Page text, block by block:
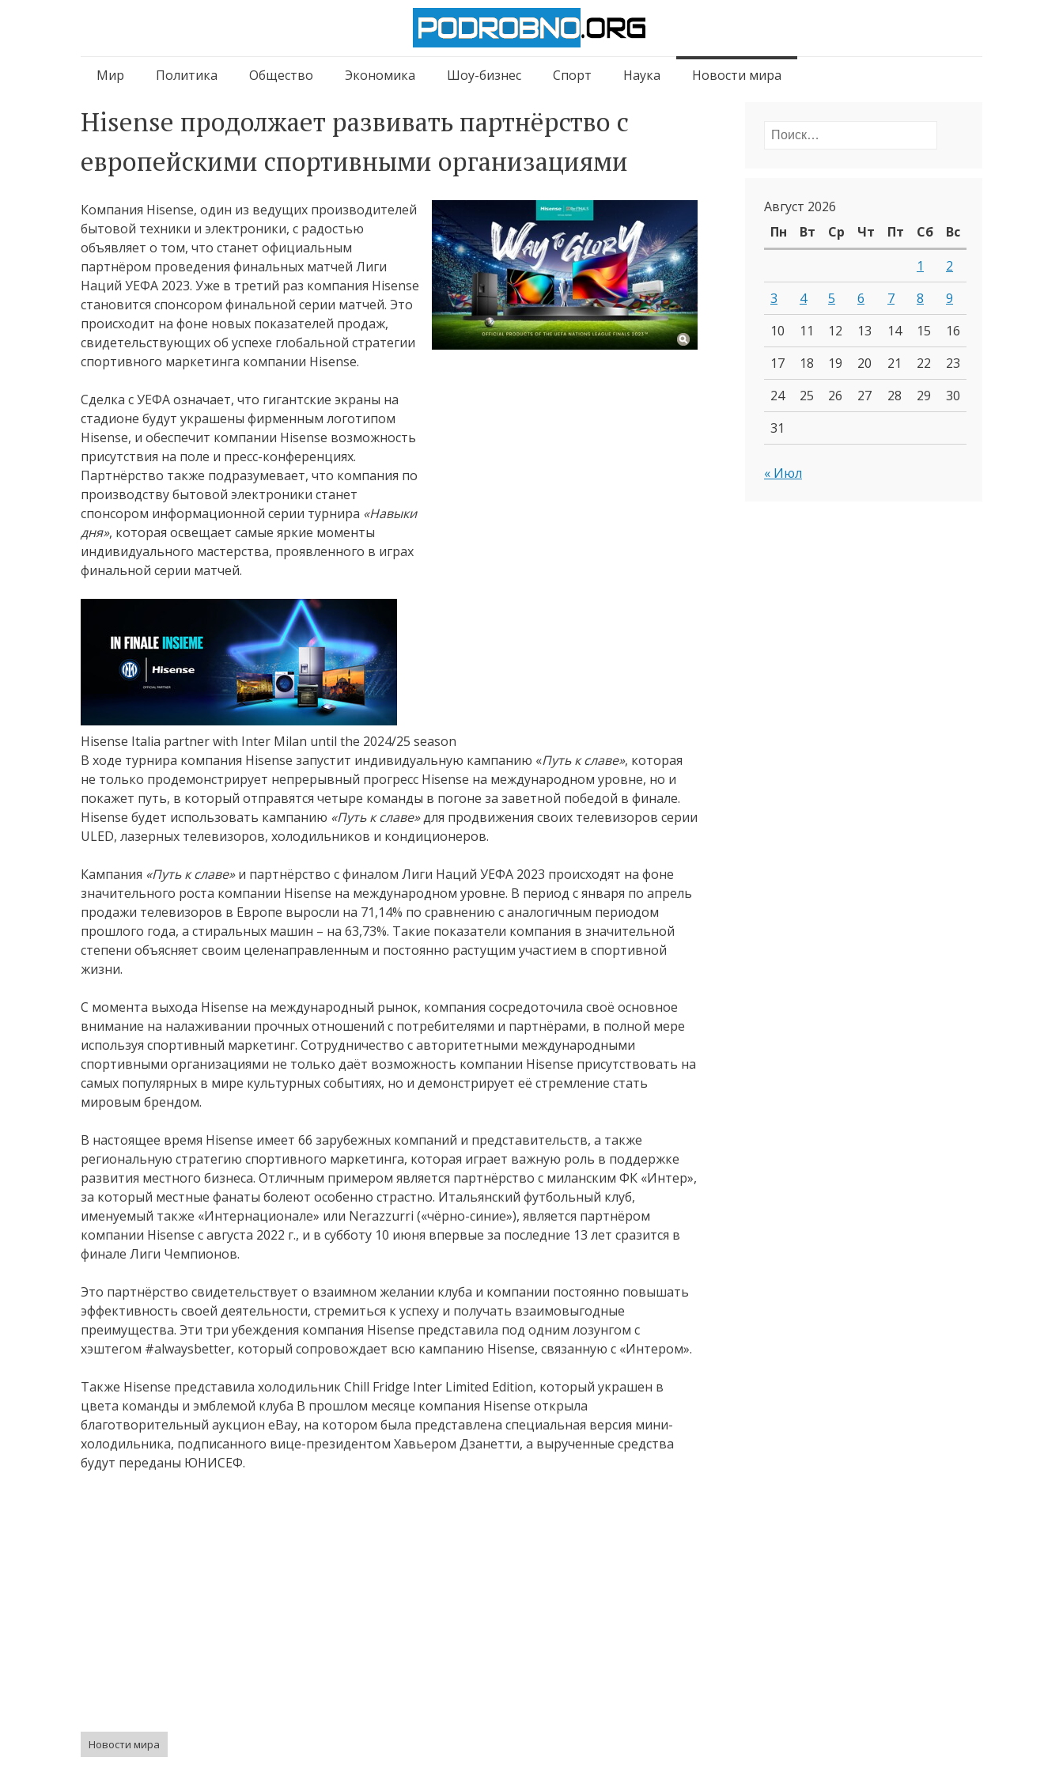
Перейти
Мир Политика Общество Экономика Шоу-бизнес Спорт Наука Новости мира
Hisense продолжает развивать партнёрство с
европейскими спортивными организациями
Компания Hisense, один из ведущих производителей
бытовой техники и электроники, с радостью
объявляет о том, что станет официальным
партнёром проведения финальных матчей Лиги
Наций УЕФА 2023. Уже в третий раз компания Hisense
становится спонсором финальной серии матчей. Это
происходит на фоне новых показателей продаж,
свидетельствующих об успехе глобальной стратегии
спортивного маркетинга компании Hisense.
Сделка с УЕФА означает, что гигантские экраны на
стадионе будут украшены фирменным логотипом
Hisense, и обеспечит компании Hisense возможность
присутствия на поле и пресс-конференциях.
Партнёрство также подразумевает, что компания по
производству бытовой электроники станет
спонсором информационной серии турнира «Навыки
дня», которая освещает самые яркие моменты
индивидуального мастерства, проявленного в играх
финальной серии матчей.
Hisense Italia partner with Inter Milan until the 2024/25 season
В ходе турнира компания Hisense запустит индивидуальную кампанию «Путь к славе», которая
не только продемонстрирует непрерывный прогресс Hisense на международном уровне, но и
покажет путь, в который отправятся четыре команды в погоне за заветной победой в финале.
Hisense будет использовать кампанию «Путь к славе»для продвижения своих телевизоров серии
ULED, лазерных телевизоров, холодильников и кондиционеров.
Кампания «Путь к славе»и партнёрство с финалом Лиги Наций УЕФА 2023 происходят на фоне
значительного роста компании Hisense на международном уровне. В период с января по апрель
продажи телевизоров в Европе выросли на 71,14% по сравнению с аналогичным периодом
прошлого года, а стиральных машин – на 63,73%. Такие показатели компания в значительной
степени объясняет своим целенаправленным и постоянно растущим участием в спортивной
жизни.
С момента выхода Hisense на международный рынок, компания сосредоточила своё основное
внимание на налаживании прочных отношений с потребителями и партнёрами, в полной мере
используя спортивный маркетинг. Сотрудничество с авторитетными международными
спортивными организациями не только даёт возможность компании Hisense присутствовать на
самых популярных в мире культурных событиях, но и демонстрирует её стремление стать
мировым брендом.
В настоящее время Hisense имеет 66 зарубежных компаний и представительств, а также
региональную стратегию спортивного маркетинга, которая играет важную роль в поддержке
развития местного бизнеса. Отличным примером является партнёрство с миланским ФК «Интер»,
за который местные фанаты болеют особенно страстно. Итальянский футбольный клуб,
именуемый также «Интернационале» или Nerazzurri («чёрно-синие»), является партнёром
компании Hisense с августа 2022 г., и в субботу 10 июня впервые за последние 13 лет сразится в
финале Лиги Чемпионов.
Это партнёрство свидетельствует о взаимном желании клуба и компании постоянно повышать
эффективность своей деятельности, стремиться к успеху и получать взаимовыгодные
преимущества. Эти три убеждения компания Hisense представила под одним лозунгом с
хэштегом #alwaysbetter, который сопровождает всю кампанию Hisense, связанную с «Интером».
Также Hisense представила холодильник Chill Fridge Inter Limited Edition, который украшен в
цвета команды и эмблемой клуба В прошлом месяце компания Hisense открыла
благотворительный аукцион eBay, на котором была представлена специальная версия мини-
холодильника, подписанного вице-президентом Хавьером Дзанетти, а вырученные средства
будут переданы ЮНИСЕФ.
Новости мира
Найти:
Август 2026
Пн
Вт Ср Чт Пт Сб
Вс
1
2
3
4 5 6 7 8
9
10
11 12 13 14 15
16
17
18 19 20 21 22
23
24
25 26 27 28 29
30
31
« Июл